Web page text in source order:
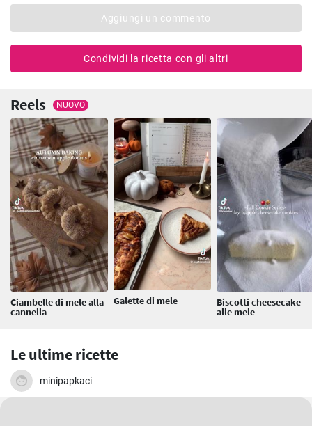
Aggiungi un commento
Condividi la ricetta con gli altri
Reels NUOVO
Ciambelle di mele alla
cannella
Galette di mele Biscotti cheesecake
alle mele
Le ultime ricette
minipapkaci